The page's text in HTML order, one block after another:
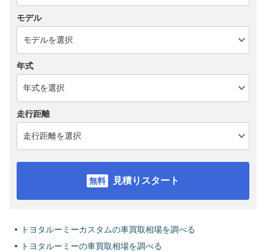
モデル
年式
走行距離
見積りスタート
トヨタルーミーカスタムの車買取相場を調べる
トヨタルーミーの車買取相場を調べる